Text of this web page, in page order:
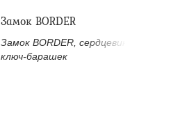
Замок BORDER
Замок BORDER, сердцевина (личина)
ключ-барашек